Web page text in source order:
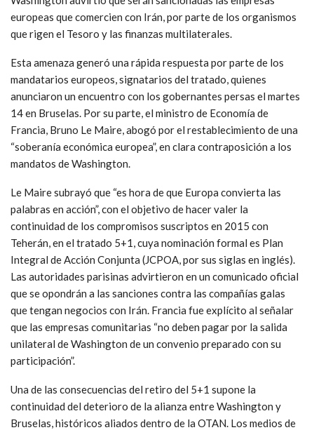
europeas que comercien con Irán, por parte de los organismos
que rigen el Tesoro y las finanzas multilaterales.
Esta amenaza generó una rápida respuesta por parte de los
mandatarios europeos, signatarios del tratado, quienes
anunciaron un encuentro con los gobernantes persas el martes
14 en Bruselas. Por su parte, el ministro de Economía de
Francia, Bruno Le Maire, abogó por el restablecimiento de una
“soberanía económica europea”, en clara contraposición a los
mandatos de Washington.
Le Maire subrayó que “es hora de que Europa convierta las
palabras en acción”, con el objetivo de hacer valer la
continuidad de los compromisos suscriptos en 2015 con
Teherán, en el tratado 5+1, cuya nominación formal es Plan
Integral de Acción Conjunta (JCPOA, por sus siglas en inglés).
Las autoridades parisinas advirtieron en un comunicado oficial
que se opondrán a las sanciones contra las compañías galas
que tengan negocios con Irán. Francia fue explícito al señalar
que las empresas comunitarias “no deben pagar por la salida
unilateral de Washington de un convenio preparado con su
participación”.
Una de las consecuencias del retiro del 5+1 supone la
continuidad del deterioro de la alianza entre Washington y
Bruselas, históricos aliados dentro de la OTAN. Los medios de